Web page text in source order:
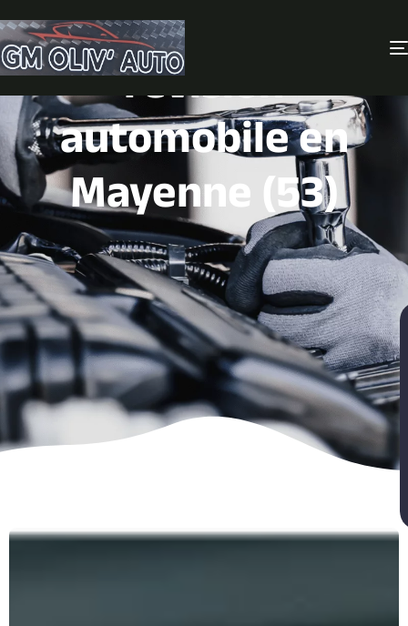
Entretien et
révision
automobile en
Mayenne (53)